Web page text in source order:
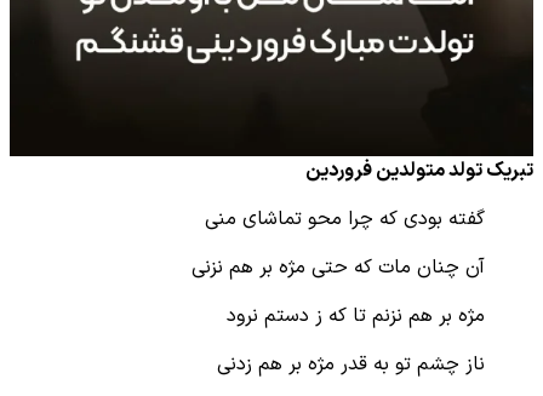
تبریک تولد متولدین فروردین
گفته بودی که چرا محو تماشای منی
آن چنان مات که حتی مژه بر هم نزنی
مژه بر هم نزنم تا که ز دستم نرود
ناز چشم تو به قدر مژه بر هم زدنی